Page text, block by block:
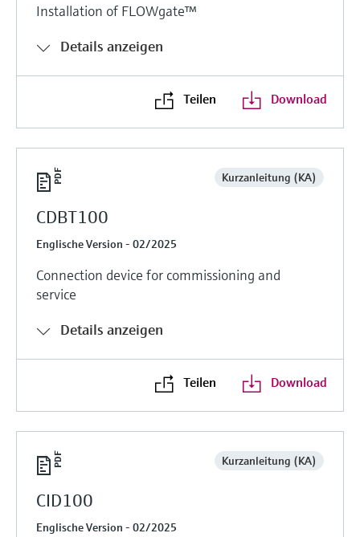
Installation of FLOWgate™
Details anzeigen
Teilen Download
Kurzanleitung (KA)
CDBT100
Englische Version - 02/2025
Connection device for commissioning and
service
Details anzeigen
Teilen Download
Kurzanleitung (KA)
CID100
Englische Version - 02/2025